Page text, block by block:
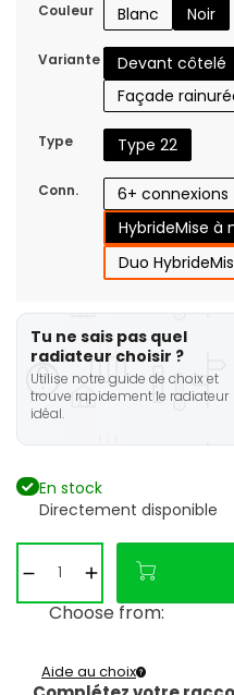
Couleur Blanc Noir
Variante Devant côtelé
Façade
Type Type 22
Conn.
6+ connexions
HybrideMise à
Duo Hybride
Tu ne sais pas quel
radiateur choisir ?
Utilise notre guide de choix et
trouve rapidement le radiateur
idéal.
En stock
Directement disponible
Choose from:
Aide au choix